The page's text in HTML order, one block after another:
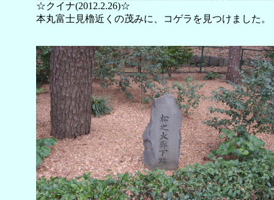
☆クイナ(2012.2.26)☆
本丸富士見櫓近くの茂みに、コゲラを見つけました。